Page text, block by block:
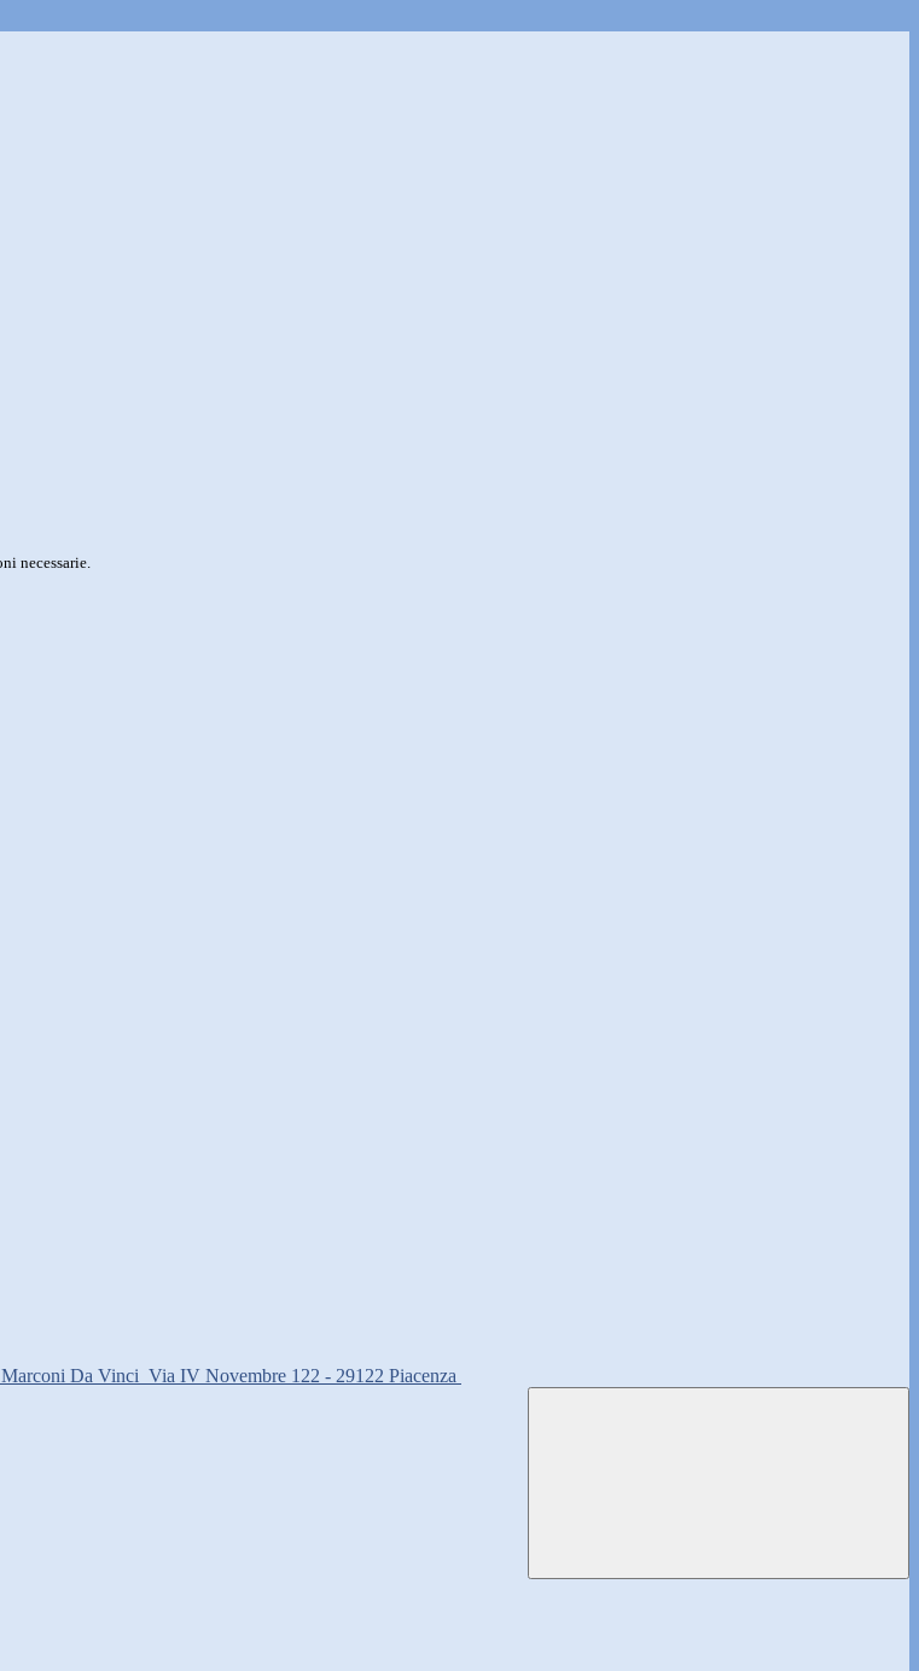
necessarie.
Marconi Da Vinci Via IV Novembre 122 - 29122 Piacenza